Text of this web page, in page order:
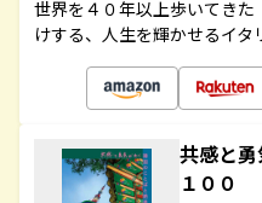
世界を４０年以上歩いてき
けする、人生を輝かせるイ
共感と
１００